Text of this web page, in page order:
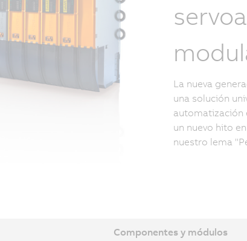
La nueva
una solución
automatización
un nuevo hito
nuestro lema
Componentes y módulos